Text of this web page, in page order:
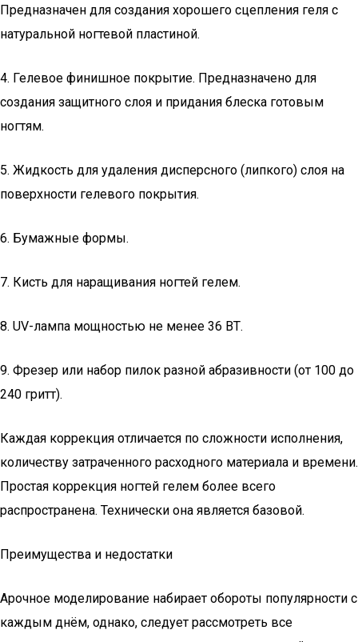
Предназначен для создания хорошего сцепления геля с
натуральной ногтевой пластиной.
4. Гелевое финишное покрытие. Предназначено для
создания защитного слоя и придания блеска готовым
ногтям.
5. Жидкость для удаления дисперсного (липкого) слоя на
поверхности гелевого покрытия.
6. Бумажные формы.
7. Кисть для наращивания ногтей гелем.
8. UV-лампа мощностью не менее 36 ВТ.
9. Фрезер или набор пилок разной абразивности (от 100 до
240 гритт).
Каждая коррекция отличается по сложности исполнения,
количеству затраченного расходного материала и времени.
Простая коррекция ногтей гелем более всего
распространена. Технически она является базовой.
Преимущества и недостатки
Арочное моделирование набирает обороты популярности с
каждым днём, однако, следует рассмотреть все